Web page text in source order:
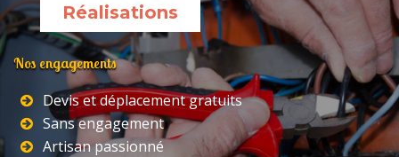
Réalisations
Nos engagements
Devis et déplacement gratuits
Sans engagement
Artisan passionné